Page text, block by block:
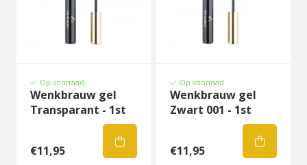
Op voorraad
Wenkbrauw gel
Transparant - 1st
€11,95
Op voorraad
Wenkbrauw gel
Zwart 001 - 1st
€11,95